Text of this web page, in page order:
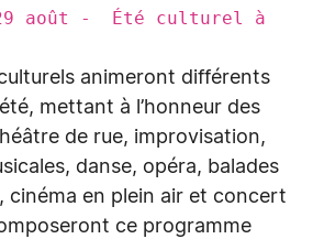
août - Été culturel à
animeront différents
mettant à l’honneur des
de rue, improvisation,
danse, opéra, balades
cinéma en plein air et concert
ce programme